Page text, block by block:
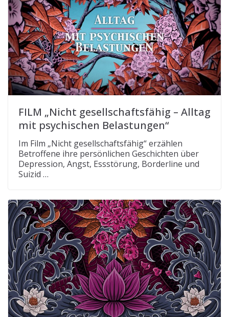
FILM „Nicht gesellschaftsfähig – Alltag
mit psychischen Belastungen“
Im Film „Nicht gesellschaftsfähig“ erzählen
Betroffene ihre persönlichen Geschichten über
Depression, Angst, Essstörung, Borderline und
Suizid …